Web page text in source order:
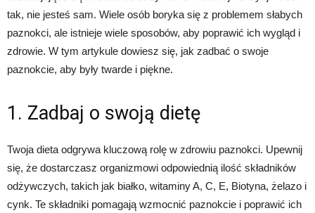
tak, nie jesteś sam. Wiele osób boryka się z problemem słabych
paznokci, ale istnieje wiele sposobów, aby poprawić ich wygląd i
zdrowie. W tym artykule dowiesz się, jak zadbać o swoje
paznokcie, aby były twarde i piękne.
1. Zadbaj o swoją dietę
Twoja dieta odgrywa kluczową rolę w zdrowiu paznokci. Upewnij
się, że dostarczasz organizmowi odpowiednią ilość składników
odżywczych, takich jak białko, witaminy A, C, E, Biotyna, żelazo i
cynk. Te składniki pomagają wzmocnić paznokcie i poprawić ich